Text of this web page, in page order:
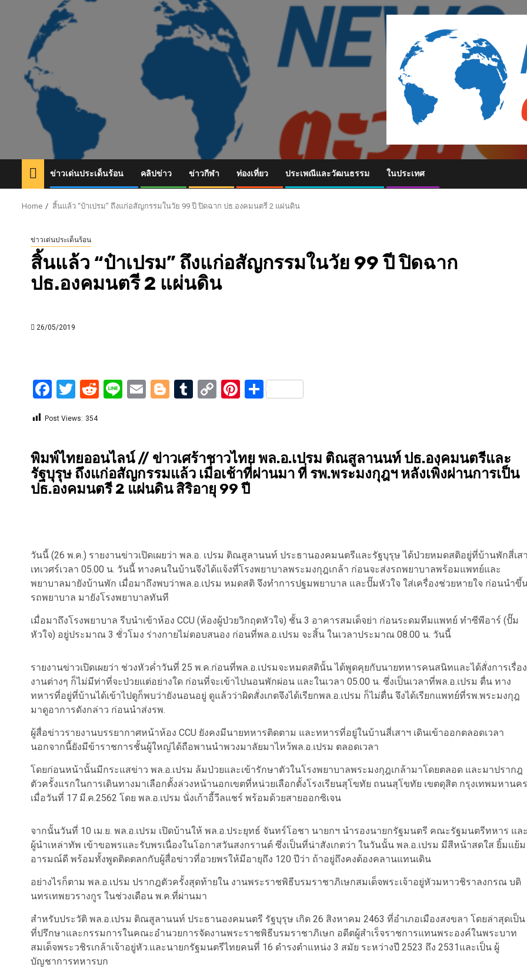
ข่าวเด่นประเด็นร้อน คลิปข่าว ข่าวกีฬา ท่องเที่ยว ประเพณีและวัฒนธรรม ในประเทศ
Home สิ้นแล้ว “ป๋าเปรม” ถึงแก่อสัญกรรมในวัย 99 ปี ปิดฉาก ปธ.องคมนตรี 2 แผ่นดิน
ข่าวเด่นประเด็นร้อน
สิ้นแล้ว “ป๋าเปรม” ถึงแก่อสัญกรรมในวัย 99 ปี ปิดฉาก
ปธ.องคมนตรี 2 แผ่นดิน
26/05/2019
Facebook
Twitter
Reddit
LineEmailBlogger
Tumblr
CopyPinterest
Share
Post Views: 354
พิมพ์ไทยออนไลน์ // ข่าวเศร้าชาวไทย พล.อ.เปรม ติณสูลานนท์ ปธ.องคมนตรีและ
รัฐบุรุษ ถึงแก่อสัญกรรมแล้ว เมื่อเช้าที่ผ่านมา ที่ รพ.พระมงกุฎฯ หลังเพิ่งผ่านการเป็น
ปธ.องคมนตรี 2 แผ่นดิน สิริอายุ 99 ปี
วันนี้ (26 พ.ค.) รายงานข่าวเปิดเผยว่า พล.อ. เปรม ติณสูลานนท์ ประธานองคมนตรีและรัฐบุรุษ ได้ป่วยหมดสติอยู่ที่บ้านพักสี่เส
เทเวศร์เวลา 05.00 น. วันนี้ ทางคนในบ้านจึงได้แจ้งที่โรงพยาบาลพระมงกุฎเกล้า ก่อนจะส่งรถพยาบาลพร้อมแพทย์และ
พยาบาลมายังบ้านพัก เมื่อมาถึงพบว่าพล.อ.เปรม หมดสติ จึงทำการปฐมพยาบาล และปั๊มหัวใจ ใส่เครื่องช่วยหายใจ ก่อนนำขึ้
รถพยาบาล มายังโรงพยาบาลทันที
เมื่อมาถึงโรงพยาบาล รีบนำเข้าห้อง CCU (ห้องผู้ป่วยวิกฤตหัวใจ) ชั้น 3 อาคารสมเด็จย่า ก่อนระดมทีมแพทย์ ทำซีพีอาร์ (ปั๊ม
หัวใจ) อยู่ประมาณ 3 ชั่วโมง ร่างกายไม่ตอบสนอง ก่อนที่พล.อ.เปรม จะสิ้น ในเวลาประมาณ 08.00 น. วันนี้
รายงานข่าวเปิดเผยว่า ช่วงหัวค่ำวันที่ 25 พ.ค.ก่อนที่พล.อ.เปรมจะหมดสตินั้น ได้พูดคุยกับนายทหารคนสนิทและได้สั่งการเรื่อง
งานต่างๆ ก็ไม่มีท่าที่จะป่วยแต่อย่างใด ก่อนที่จะเข้าไปนอนพักผ่อน และในเวลา 05.00 น. ซึ่งเป็นเวลาที่พล.อ.เปรม ตื่น ทาง
ทหารที่อยู่ที่บ้านได้เข้าไปดูก็พบว่ายังนอนอยู่ ดูแล้วว่าผิดสั่งเกตจึงได้เรียกพล.อ.เปรม ก็ไม่ตื่น จึงได้เรียกแพทย์ที่รพ.พระมงกุฎ
มาดูอาการดังกล่าว ก่อนนำส่งรพ.
ผู้สื่อข่าวรายงานบรรยากาศหน้าห้อง CCU ยังคงมีนายทหารติดตาม และทหารที่อยู่ในบ้านสี่เสาฯ เดินเข้าออกตลอดเวลา
นอกจากนี้ยังมีข้าราชการชั้นผู้ใหญ่ได้ถือพานนำพวงมาลัยมาไหว้พล.อ.เปรม ตลอดเวลา
โดยก่อนหน้านั้นมีกระแสข่าว พล.อ.เปรม ล้มป่วยและเข้ารักษาตัวในโรงพยาบาลพระมงกุฎเกล้ามาโดยตลอด และมาปรากฎ
ตัวครั้งแรกในการเดินทางมาเลือกตั้งล่วงหน้านอกเขตที่หน่วยเลือกตั้งโรงเรียนสุโขทัย ถนนสุโขทัย เขตดุสิต กรุงเทพมหานคร
เมื่อวันที่ 17 มี.ค.2562 โดย พล.อ.เปรม นั่งเก้าอี้วีลแชร์ พร้อมด้วยสายออกซิเจน
จากนั้นวันที่ 10 เม.ย. พล.อ.เปรม เปิดบ้านให้ พล.อ.ประยุทธ์ จันทร์โอชา นายกฯ นำรองนายกรัฐมนตรี คณะรัฐมนตรีทหาร แล
ผู้นำเหล่าทัพ เข้าขอพรและรับพรเนื่องในโอกาสวันสงกรานต์ ซึ่งเป็นที่น่าสังเกตว่า ในวันนั้น พล.อ.เปรม มีสีหน้าสดใส ยิ้มแย้ม
อารมณ์ดี พร้อมทั้งพูดติดตลกกับผู้สื่อข่าวที่อวยพรให้มีอายุถึง 120 ปีว่า ถ้าอยู่ถึงคงต้องคลานแทนเดิน
อย่างไรก็ตาม พล.อ.เปรม ปรากฎตัวครั้งสุดท้ายใน งานพระราชพิธีบรมราชาภิเษกสมเด็จพระเจ้าอยู่หัวมหาวชิราลงกรณ บดิ
นทรเทพยวรางกูร ในช่วงเดือน พ.ค.ที่ผ่านมา
สำหรับประวัติ พล.อ.เปรม ติณสูลานนท์ ประธานองคมนตรี รัฐบุรุษ เกิด 26 สิงหาคม 2463 ที่อำเภอเมืองสงขลา โดยล่าสุดเป็น
ที่ปรึกษาและกรรมการในคณะอำนวยการจัดงานพระราชพิธีบรมราชาภิเษก อดีตผู้สำเร็จราชการแทนพระองค์ในพระบาท
สมเด็จพระวชิรเกล้าเจ้าอยู่หัว.และนายกรัฐมนตรีไทยคนที่ 16 ดำรงตำแหน่ง 3 สมัย ระหว่างปี 2523 ถึง 2531และเป็น ผู้
บัญชาการทหารบก